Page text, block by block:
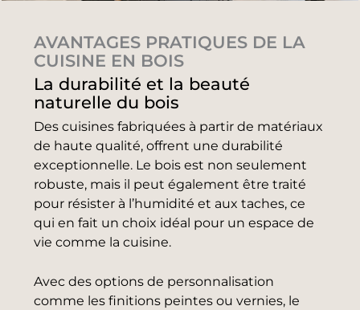
AVANTAGES PRATIQUES DE LA
CUISINE EN BOIS
La durabilité et la beauté
naturelle du bois
Des cuisines fabriquées à partir de matériaux
de haute qualité, offrent une durabilité
exceptionnelle. Le bois est non seulement
robuste, mais il peut également être traité
pour résister à l’humidité et aux taches, ce
qui en fait un choix idéal pour un espace de
vie comme la cuisine.
Avec des options de personnalisation
comme les finitions peintes ou vernies, le